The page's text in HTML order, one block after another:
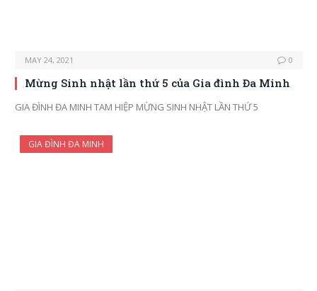
MAY 24, 2021 0
Mừng Sinh nhật lần thứ 5 của Gia đình Đa Minh
GIA ĐÌNH ĐA MINH TAM HIỆP MỪNG SINH NHẬT LẦN THỨ 5
GIA ĐÌNH ĐA MINH